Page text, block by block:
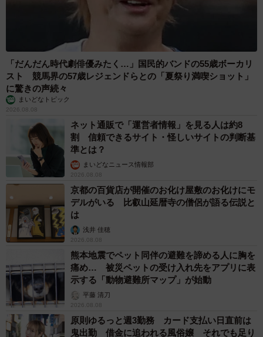
「だんだん時代劇俳優みたく…」国民的バンドの55歳ボーカリ
スト 競馬界の57歳レジェンドらとの「夏祭り満喫ショット」
に驚きの声続々
まいどなトピック
2026.08.08
ネット通販で「運営者情報」を見る人は約8
割 信頼できるサイト・怪しいサイトの判断基
準とは？
まいどなニュース情報部
2026.08.08
京都の百貨店が開催のお化け屋敷のお化けにモ
デルがいる 比叡山延暦寺の僧侶が語る伝説と
は
浅井 佳穂
2026.08.08
熊本地震でペット同伴の避難を諦める人に胸を
痛め… 被災ペットの受け入れ先をアプリに表
示する「動物避難所マップ」が始動
平藤 清刀
2026.08.08
原則ゆるっと週3勤務 カード支払い日直前は
鬼出勤 借金に追われる風俗嬢 それでも足り